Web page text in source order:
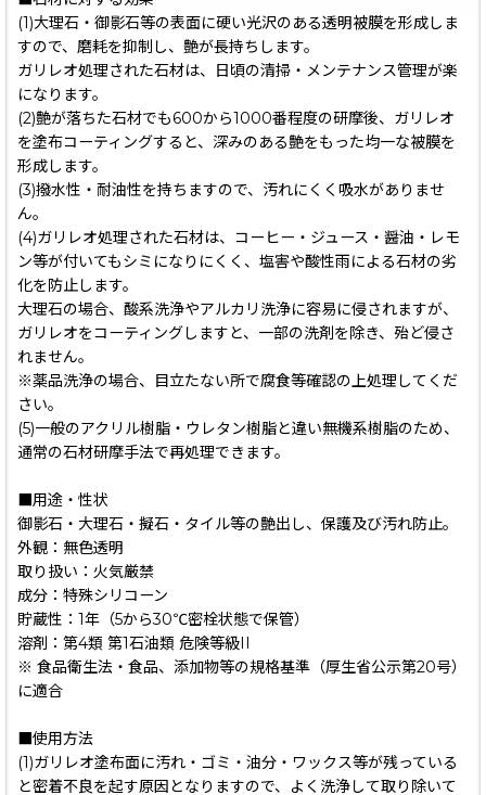
(1)大理石・御影石等の表面に硬い光沢のある透明被膜を形成しま
すので、磨耗を抑制し、艶が長持ちします。
ガリレオ処理された石材は、日頃の清掃・メンテナンス管理が楽
になります。
(2)艶が落ちた石材でも600から1000番程度の研摩後、ガリレオ
を塗布コーティングすると、深みのある艶をもった均一な被膜を
形成します。
(3)撥水性・耐油性を持ちますので、汚れにくく吸水がありませ
ん。
(4)ガリレオ処理された石材は、コーヒー・ジュース・醤油・レモ
ン等が付いてもシミになりにくく、塩害や酸性雨による石材の劣
化を防止します。
大理石の場合、酸系洗浄やアルカリ洗浄に容易に侵されますが、
ガリレオをコーティングしますと、一部の洗剤を除き、殆ど侵さ
れません。
※薬品洗浄の場合、目立たない所で腐食等確認の上処理してくだ
さい。
(5)一般のアクリル樹脂・ウレタン樹脂と違い無機系樹脂のため、
通常の石材研摩手法で再処理できます。
■用途・性状
御影石・大理石・擬石・タイル等の艶出し、保護及び汚れ防止。
外観：無色透明
取り扱い：火気厳禁
成分：特殊シリコーン
貯蔵性：1年（5から30℃密栓状態で保管）
溶剤：第4類 第1石油類 危険等級II
※ 食品衛生法・食品、添加物等の規格基準（厚生省公示第20号）
に適合
■使用方法
(1)ガリレオ塗布面に汚れ・ゴミ・油分・ワックス等が残っている
と密着不良を起す原因となりますので、よく洗浄して取り除いて